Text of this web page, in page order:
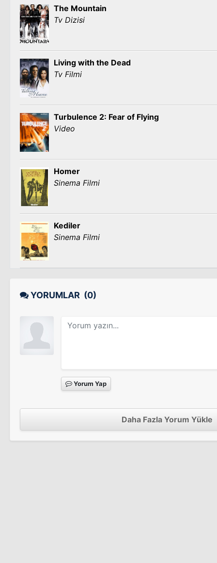
The Mountain
Tv Dizisi
Living with the Dead
Tv Filmi
Turbulence 2: Fear of Flying
Video
Homer
Sinema Filmi
Kediler
Sinema Filmi
YORUMLAR (0)
Yorum Yap
Daha Fazla Yorum Yükle